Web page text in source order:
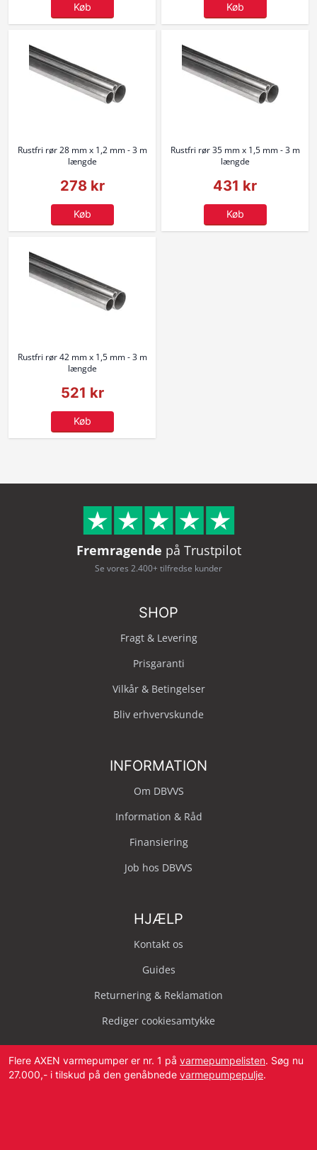
Køb Køb
Rustfri rør 28 mm x 1,2 mm - 3 m
længde
278 kr
Køb
Rustfri rør 35 mm x 1,5 mm - 3 m
længde
431 kr
Køb
Rustfri rør 42 mm x 1,5 mm - 3 m
længde
521 kr
Køb
Fremragende på Trustpilot
Se vores 2.400+ tilfredse kunder
SHOP
Fragt & Levering
Prisgaranti
Vilkår & Betingelser
Bliv erhvervskunde
INFORMATION
Om DBVVS
Information & Råd
Finansiering
Job hos DBVVS
HJÆLP
Kontakt os
Guides
Returnering & Reklamation
Rediger cookiesamtykke
Flere AXEN varmepumper er nr. 1 på varmepumpelisten. Søg nu
27.000,- i tilskud på den genåbnede varmepumpepulje.